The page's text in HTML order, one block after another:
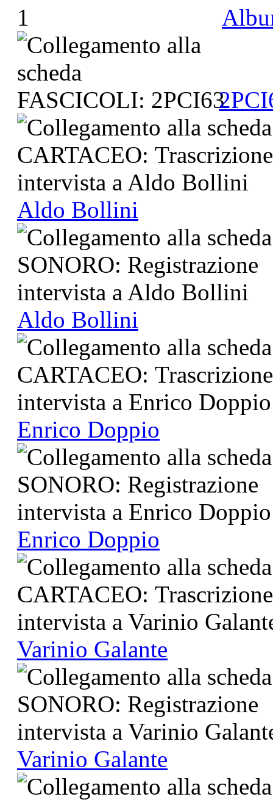
Aldo Bollini
Aldo Bollini
Enrico Doppio
Enrico Doppio
Varinio Galante
Varinio Galante